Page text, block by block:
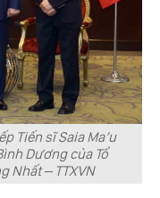
Tiến sĩ Saia Ma’u
Dương của Tổ
Nhất – TTXVN